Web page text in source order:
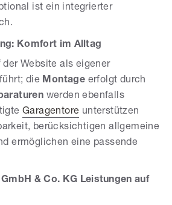
ist ein integrierter
Komfort im Alltag
der Website als eigener
die Montage erfolgt durch
werden ebenfalls
Garagentore unterstützen
berücksichtigen allgemeine
ermöglichen eine passende
& Co. KG Leistungen auf